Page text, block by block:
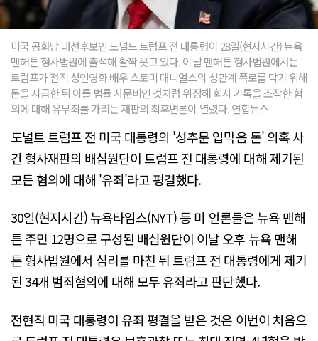
미국 공화당 대선후보인 도널드 트럼프 전 대통령이 28일(현지시간) 뉴욕
맨해튼 형사법원에 출석해 활짝 웃고 있다. 이날 맨해튼 형사법원에서는
트럼프가 전직 성인영화 배우 스토미 대니얼스의 성관계 폭로를 막기 위해
돈을 지급한 뒤 이를 법률 자문비인 것처럼 위장해 회사 기록을 조작한 혐
의에 대해 유무죄를 가리는 재판의 최후변론이 열렸다. 연합뉴스
도널트 트럼프 전 미국 대통령의 '성추문 입막음 돈' 의혹 사
건 형사재판의 배심원단이 트럼프 전 대통령에 대해 제기된
모든 혐의에 대해 '유죄'라고 평결했다.
30일(현지시간) 뉴욕타임스(NYT) 등 미 언론들은 뉴욕 맨해
튼 주민 12명으로 구성된 배심원단이 이날 오후 뉴욕 맨해
튼 형사법원에서 심리를 마친 뒤 트럼프 전 대통령에게 제기
된 34개 범죄혐의에 대해 모두 유죄라고 판단했다.
전현직 미국 대통령이 유죄 평결을 받은 것은 이번이 처음으